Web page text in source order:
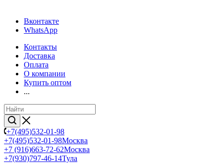
Вконтакте
WhatsApp
Контакты
Доставка
Оплата
О компании
Купить оптом
...
+7(495)532-01-98
+7(495)532-01-98Москва
+7 (916)663-72-62Москва
+7(930)797-46-14Тула